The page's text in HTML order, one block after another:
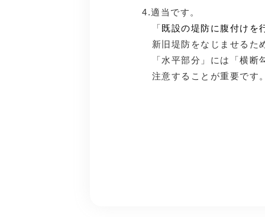
4.適当です。
「既設の堤防に腹付けを
新旧堤防をなじませるた
「水平部分」には「横断
注意することが重要で